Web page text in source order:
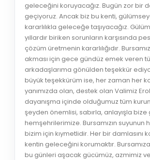
geleceğini koruyacağız. Bugün zor bir
geçiyoruz. Ancak biz bu kenti,
kararlılıkla geleceğe taşıyacağız.
yıllardır biriken sorunların karşısında
çözüm üretmenin kararlılığıdır.
akması için gece gündüz emek veren
arkadaşlarıma gönülden teşekkür
büyük teşekkürüm ise, her zaman her
yanımızda olan, destek olan Valimiz Erol
dayanışma içinde olduğumuz tüm
şeyden önemlisi, sabırla, anlayışla bize
hemşehrilerimize. Bursamızın suyunun
bizim için kıymetlidir. Her bir damlasını
kentin geleceğini korumaktır.
bu günleri aşacak gücümüz, azmimiz ve